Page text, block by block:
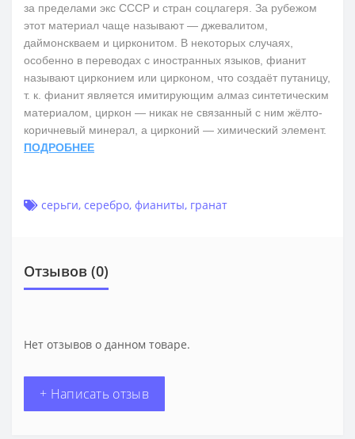
за пределами экс СССР и стран соцлагеря. За рубежом
этот материал чаще называют — джевалитом,
даймонскваем и цирконитом. В некоторых случаях,
особенно в переводах с иностранных языков, фианит
называют цирконием или цирконом, что создаёт путаницу,
т. к. фианит является имитирующим алмаз синтетическим
материалом, циркон — никак не связанный с ним жёлто-
коричневый минерал, а цирконий — химический элемент.
ПОДРОБНЕЕ
серьги, серебро, фианиты, гранат
Отзывов (0)
Нет отзывов о данном товаре.
+ Написать отзыв